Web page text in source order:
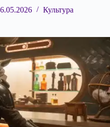
Культура